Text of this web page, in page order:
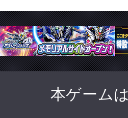
本ゲームは